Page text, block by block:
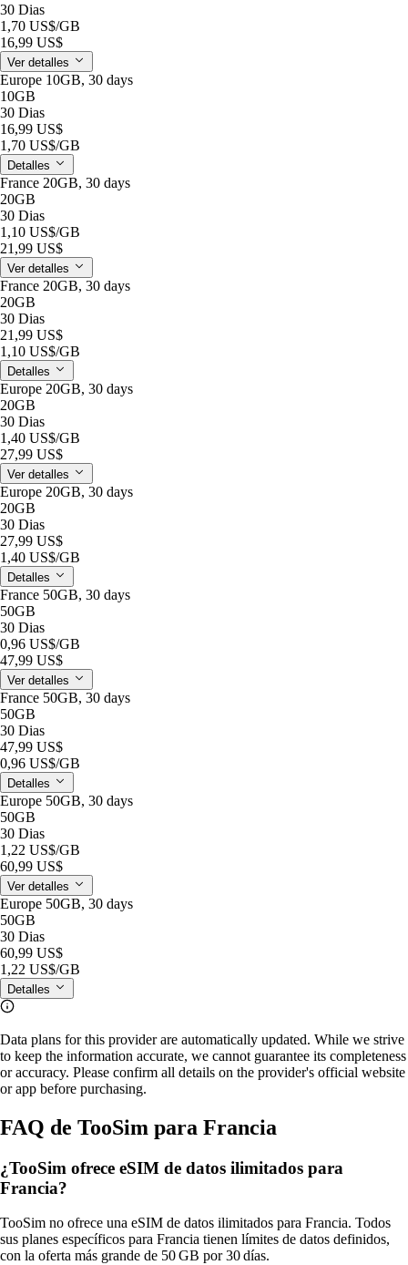
30 Dias
1,70 US$/GB
16,99 US$
Ver detalles
Europe 10GB, 30 days
10GB
30 Dias
16,99 US$
1,70 US$/GB
Detalles
France 20GB, 30 days
20GB
30 Dias
1,10 US$/GB
21,99 US$
Ver detalles
France 20GB, 30 days
20GB
30 Dias
21,99 US$
1,10 US$/GB
Detalles
Europe 20GB, 30 days
20GB
30 Dias
1,40 US$/GB
27,99 US$
Ver detalles
Europe 20GB, 30 days
20GB
30 Dias
27,99 US$
1,40 US$/GB
Detalles
France 50GB, 30 days
50GB
30 Dias
0,96 US$/GB
47,99 US$
Ver detalles
France 50GB, 30 days
50GB
30 Dias
47,99 US$
0,96 US$/GB
Detalles
Europe 50GB, 30 days
50GB
30 Dias
1,22 US$/GB
60,99 US$
Ver detalles
Europe 50GB, 30 days
50GB
30 Dias
60,99 US$
1,22 US$/GB
Detalles
Data plans for this provider are automatically updated. While we strive
to keep the information accurate, we cannot guarantee its completeness
or accuracy. Please confirm all details on the provider's official website
or app before purchasing.
FAQ de TooSim para Francia
¿TooSim ofrece eSIM de datos ilimitados para
Francia?
TooSim no ofrece una eSIM de datos ilimitados para Francia. Todos
sus planes específicos para Francia tienen límites de datos definidos,
con la oferta más grande de 50 GB por 30 días.